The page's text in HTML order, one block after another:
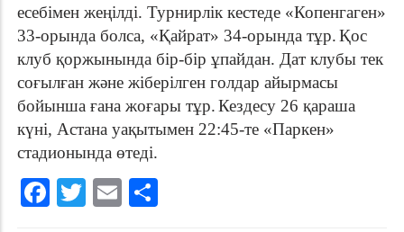
есебімен жеңілді. Турнирлік кестеде «Копенгаген»
33-орында болса, «Қайрат» 34-орында тұр.Қос
клуб қоржынында бір-бір ұпайдан. Дат клубы тек
соғылған және жіберілген голдар айырмасы
бойынша ғана жоғары тұр.Кездесу 26 қараша
күні, Астана уақытымен 22:45-те «Паркен»
стадионында өтеді.
Facebook
Twitter
Email